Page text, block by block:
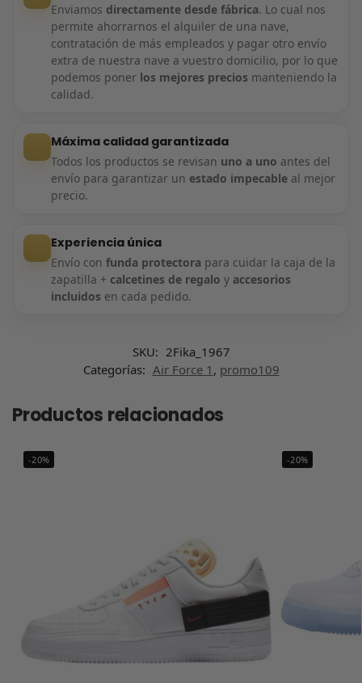
Enviamos directamente desde fábrica. Lo cual nos
permite ahorrarnos el alquiler de una nave,
contratación de más empleados y pagar otro envío
extra de nuestra nave a vuestro domicilio, por lo que
podemos poner los mejores precios manteniendo la
calidad.
Máxima calidad garantizada
Todos los productos se revisan uno a uno antes del
envío para garantizar un estado impecableal mejor
precio.
Experiencia única
Envío con funda protectorapara cuidar la caja de la
zapatilla + calcetines de regalo y accesorios
incluidos en cada pedido.
SKU: 2Fika_1967
Categorías: Air Force 1 , promo109
Productos relacionados
-20% -20%